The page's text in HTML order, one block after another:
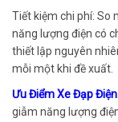
Tiết kiệm chi phí: So
năng lượng điện có
thiết lập nguyên
mỗi một khi đề xuất.
Ưu Điểm Xe Đạp
giẫm năng lượng